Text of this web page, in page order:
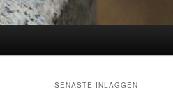
SENASTE INLÄGGEN